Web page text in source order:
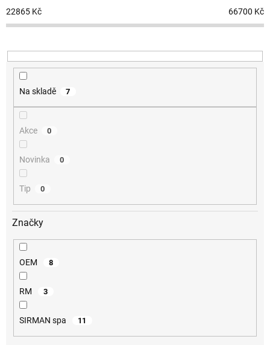
o
d
k
t
22865 Kč 66700 Kč
Na skladě 7
Akce 0
Novinka 0
Tip 0
Značky
OEM 8
RM 3
SIRMAN spa 11